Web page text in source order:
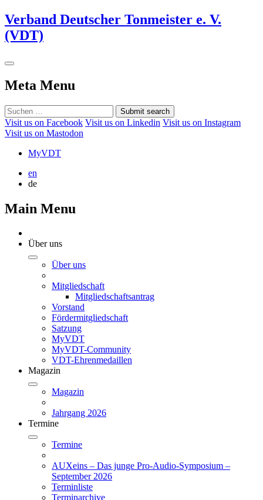
Verband Deutscher Tonmeister e. V.
(VDT)
Meta Menu
Submit search
Visit us on Facebook Visit us on Linkedin Visit us on Instagram
Visit us on Mastodon
MyVDT
en
de
Main Menu
Über uns
Über uns
Mitgliedschaft
Mitgliedschaftsantrag
Vorstand
Fördermitgliedschaft
Satzung
MyVDT
MyVDT-Community
VDT-Ehrenmedaillen
Magazin
Magazin
Jahrgang 2026
Termine
Termine
AUXeins – Das junge Pro-Audio-Symposium –
September 2026
Terminliste
Terminarchive